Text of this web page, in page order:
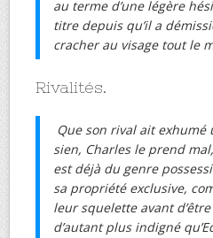
au terme d’une légère
titre depuis qu’il a
cracher au visage tout le
Rivalités.
Que son rival ait
sien, Charles le prend
est déjà du genre
sa propriété exclusive,
leur squelette avant
d’autant plus indigné